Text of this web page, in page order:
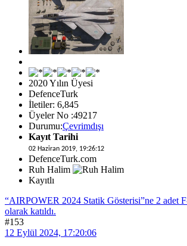
2020 Yılın Üyesi
DefenceTurk
İletiler: 6,845
Üyeler No :49217
Durumu:Çevrimdışı
Kayıt Tarihi
02 Haziran 2019, 19:26:12
DefenceTurk.com
Ruh Halim
Kayıtlı
“AIRPOWER 2024 Statik Gösterisi”ne 2 adet
olarak katıldı.
#153
12 Eylül 2024, 17:20:06